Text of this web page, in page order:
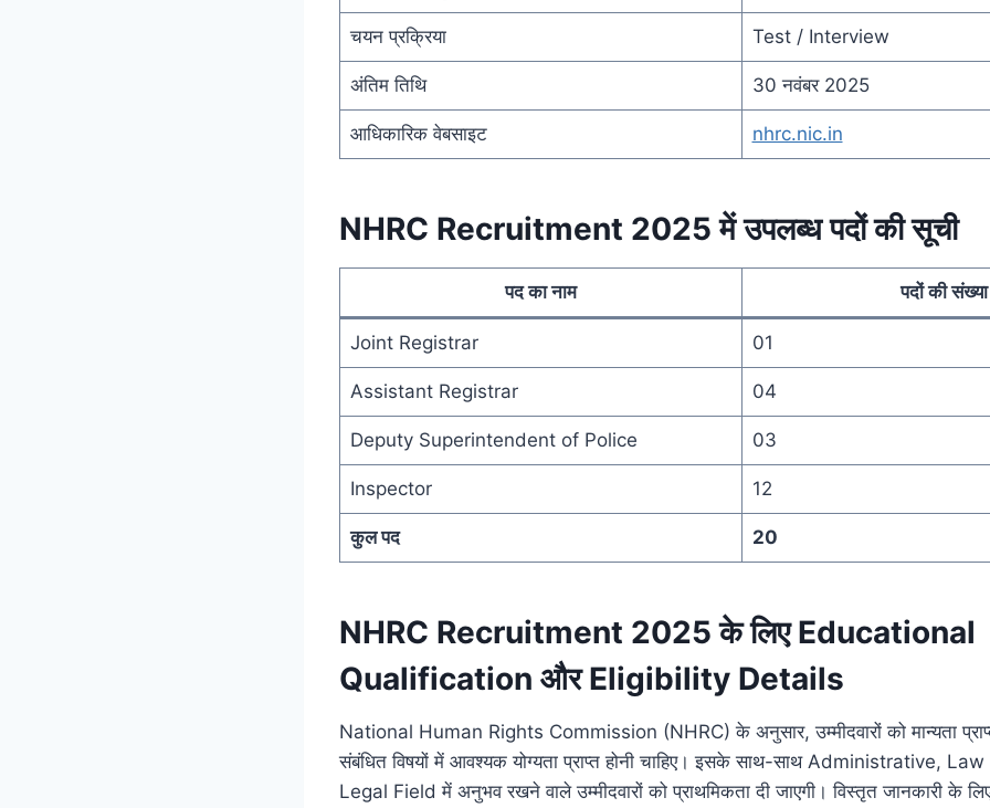
चयन प्रक्रिया Test / Interview
अंतिम तिथि 30 नवंबर 2025
आधिकारिक वेबसाइट nhrc.nic.in
NHRC Recruitment 2025 में उपलब्ध पदों की सूची
पद का नाम पदों की संख्या
Joint Registrar 01
Assistant Registrar 04
Deputy Superintendent of Police 03
Inspector 12
कुल पद 20
NHRC Recruitment 2025 के लिए Educational
Qualification और Eligibility Details
National Human Rights Commission (NHRC) के अनुसार, उम्मीदवारों को मान्यता प्राप्त
संबंधित विषयों में आवश्यक योग्यता प्राप्त होनी चाहिए। इसके साथ-साथ Administrative,
Legal Field में अनुभव रखने वाले उम्मीदवारों को प्राथमिकता दी जाएगी। विस्तृत जानकारी के